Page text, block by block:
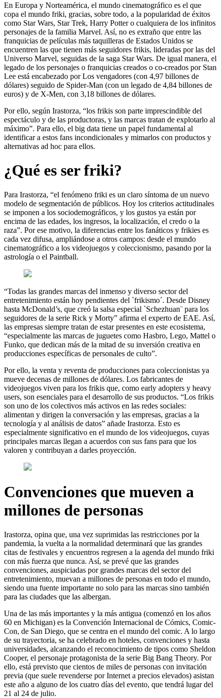
En Europa y Norteamérica, el mundo cinematográfico es el que
copa el mundo friki, gracias, sobre todo, a la popularidad de éxitos
como Star Wars, Star Trek, Harry Potter o cualquiera de los infinitos
personajes de la familia Marvel. Así, no es extraño que entre las
franquicias de películas más taquilleras de Estados Unidos se
encuentren las que tienen más seguidores frikis, lideradas por las del
Universo Marvel, seguidas de la saga Star Wars. De igual manera, el
legado de los personajes o franquicias creados o co-creados por Stan
Lee está encabezado por Los vengadores (con 4,97 billones de
dólares) seguido de Spider-Man (con un legado de 4,84 billones de
euros) y de X-Men, con 3,18 billones de dólares.
Por ello, según Irastorza, “los frikis son parte imprescindible del
espectáculo y de las productoras, y las marcas tratan de explotarlo al
máximo”. Para ello, el big data tiene un papel fundamental al
identificar a estos fans incondicionales y mimarlos con productos y
alternativas ad hoc para ellos.
¿Qué es ser friki?
Para Irastorza, “el fenómeno friki es un claro síntoma de un nuevo
modelo de segmentación de públicos. Hoy los criterios actitudinales
se imponen a los sociodemográficos, y los gustos ya están por
encima de las edades, los ingresos, la localización, el credo o la
raza”. Por ese motivo, la diferencias entre los fanáticos y frikies es
cada vez difusa, ampliándose a otros campos: desde el mundo
cinematográfico a los videojuegos y coleccionismo, pasando por la
astrología o el Paintball.
“Todas las grandes marcas del inmenso y diverso sector del
entretenimiento están hoy pendientes del `frikismo´. Desde Disney
hasta McDonald’s, que creó la salsa especial `Schezhuan¨ para los
seguidores de la serie Rick y Morty” afirma el experto de EAE. Así,
las empresas siempre tratan de estar presentes en este ecosistema,
“especialmente las marcas de juguetes como Hasbro, Lego, Mattel o
Funko, que dedican más de la mitad de su inversión creativa en
producciones específicas de personales de culto”.
Por ello, la venta y reventa de producciones para coleccionistas ya
mueve decenas de millones de dólares. Los fabricantes de
videojuegos viven para los frikis que, como early adopters y heavy
users, son esenciales para el desarrollo de sus productos. “Los frikis
son uno de los colectivos más activos en las redes sociales:
alimentan y dirigen la conversación y las empresas, gracias a la
tecnología y al análisis de datos” añade Irastorza. Esto es
especialmente significativo en el mundo de los videojuegos, cuyas
principales marcas llegan a acuerdos con sus fans para que los
valoren y contribuyan a darles proyección.
Convenciones que mueven a
millones de personas
Irastorza, opina que, una vez suprimidas las restricciones por la
pandemia, la vuelta a la normalidad determinará que las grandes
citas de festivales y encuentros regresen a la agenda del mundo friki
con más fuerza que nunca. Así, se prevé que las grandes
convenciones, auspiciadas por grandes marcas del sector del
entretenimiento, muevan a millones de personas en todo el mundo,
siendo una fuente importante no solo para las marcas sino también
para las ciudades que las albergan.
Una de las más importantes y la más antigua (comenzó en los años
60 en Michigan) es la Convención Internacional de Cómics, Comic-
Con, de San Diego, que se centra en el mundo del comic. A lo largo
de su trayectoria, se ha celebrado en hoteles, convenciones y hasta
universidades, alcanzando el reconocimiento de tipos como Sheldon
Cooper, el personaje protagonista de la serie Big Bang Theory. Por
ello, está previsto que cientos de miles de personas con invitación
previa (que suele revenderse por Internet a precios elevados) asistan
este año a alguno de los cuatro días del evento, que tendrá lugar del
21 al 24 de julio.